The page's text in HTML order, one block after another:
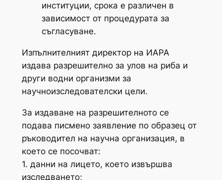
институции, срока е различен в
зависимост от процедурата за
съгласуване.
Изпълнителният директор на ИАРА
издава разрешително за улов на риба и
други водни организми за
научноизследователски цели.
За издаване на разрешителното се
подава писмено заявление по образец от
ръководител на научна организация, в
което се посочват:
1. данни на лицето, което извършва
изследването;